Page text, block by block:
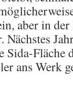
aber in
Nächstes
Sida-Fläche
ans Werk